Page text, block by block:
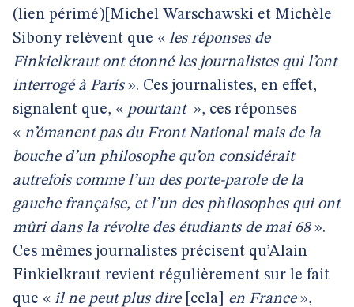
(lien périmé)[Michel Warschawski et Michèle
Sibony relèvent que « les réponses de
Finkielkraut ont étonné les journalistes qui l’ont
interrogé à Paris». Ces journalistes, en effet,
signalent que, « pourtant », ces réponses
« n’émanent pas du Front National mais de la
bouche d’un philosophe qu’on considérait
autrefois comme l’un des porte-parole de la
gauche française, et l’un des philosophes qui ont
mûri dans la révolte des étudiants de mai 68».
Ces mêmes journalistes précisent qu’Alain
Finkielkraut revient régulièrement sur le fait
que « il ne peut plus dire [cela] en France»,